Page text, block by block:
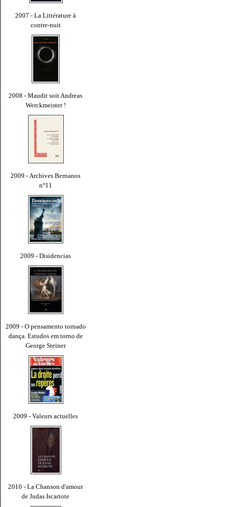
2007 - La Littérature à
contre-nuit
2008 - Maudit soit Andreas
Werckmeister !
2009 - Archives Bernanos
n°11
2009 - Disidencias
2009 - O pensamento tornado
dança. Estudos em torno de
George Steiner
2009 - Valeurs actuelles
2010 - La Chanson d'amour
de Judas Iscariote